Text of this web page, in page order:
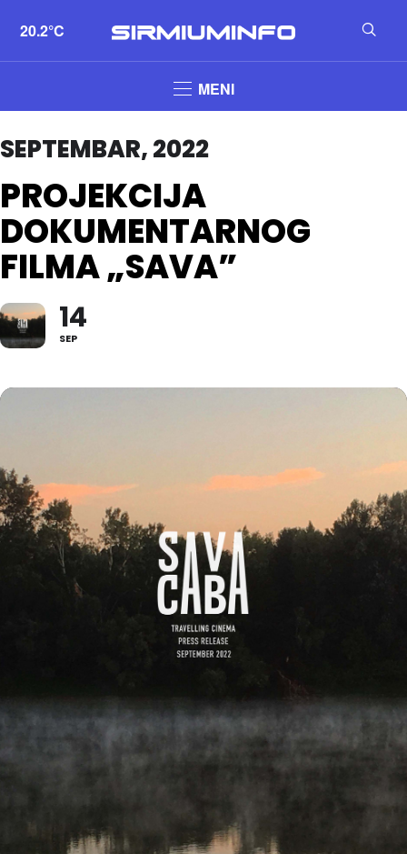
20.2°C
MENI
SEPTEMBAR, 2022
PROJEKCIJA
DOKUMENTARNOG
FILMA „SAVA”
14
SEP